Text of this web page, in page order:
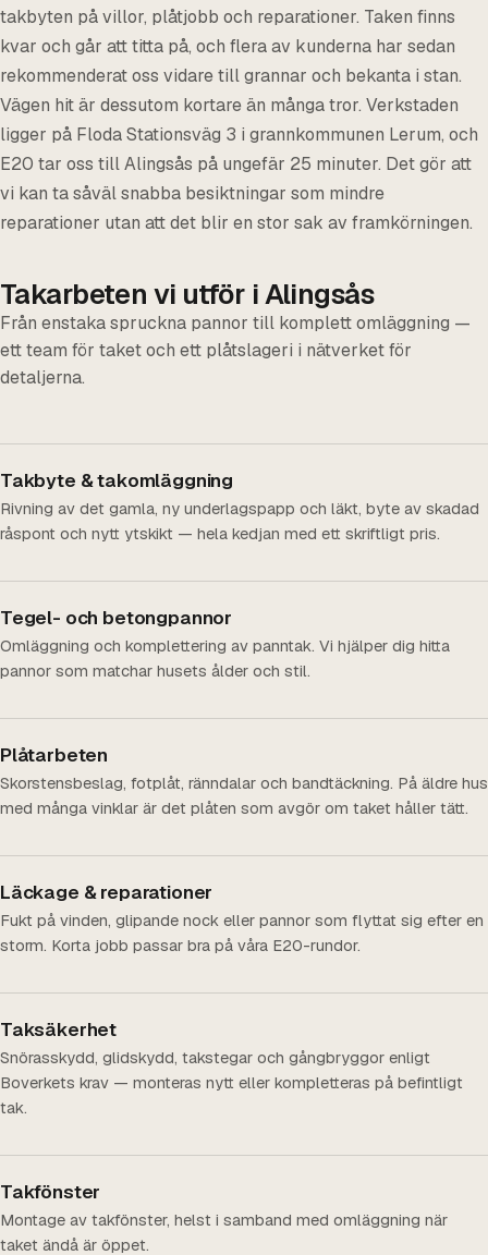
takbyten på villor, plåtjobb och reparationer. Taken finns
kvar och går att titta på, och flera av kunderna har sedan
rekommenderat oss vidare till grannar och bekanta i stan.
Vägen hit är dessutom kortare än många tror. Verkstaden
ligger på Floda Stationsväg 3 i grannkommunen Lerum, och
E20 tar oss till Alingsås på ungefär 25 minuter. Det gör att
vi kan ta såväl snabba besiktningar som mindre
reparationer utan att det blir en stor sak av framkörningen.
Takarbeten vi utför i Alingsås
Från enstaka spruckna pannor till komplett omläggning —
ett team för taket och ett plåtslageri i nätverket för
detaljerna.
Takbyte & takomläggning
Rivning av det gamla, ny underlagspapp och läkt, byte av skadad
råspont och nytt ytskikt — hela kedjan med ett skriftligt pris.
Tegel- och betongpannor
Omläggning och komplettering av panntak. Vi hjälper dig hitta
pannor som matchar husets ålder och stil.
Plåtarbeten
Skorstensbeslag, fotplåt, ränndalar och bandtäckning. På äldre hus
med många vinklar är det plåten som avgör om taket håller tätt.
Läckage & reparationer
Fukt på vinden, glipande nock eller pannor som flyttat sig efter en
storm. Korta jobb passar bra på våra E20-rundor.
Taksäkerhet
Snörasskydd, glidskydd, takstegar och gångbryggor enligt
Boverkets krav — monteras nytt eller kompletteras på befintligt
tak.
Takfönster
Montage av takfönster, helst i samband med omläggning när
taket ändå är öppet.